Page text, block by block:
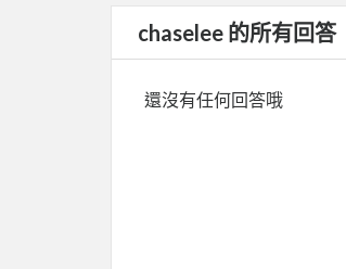
chaselee 的所有回答
還沒有任何回答哦